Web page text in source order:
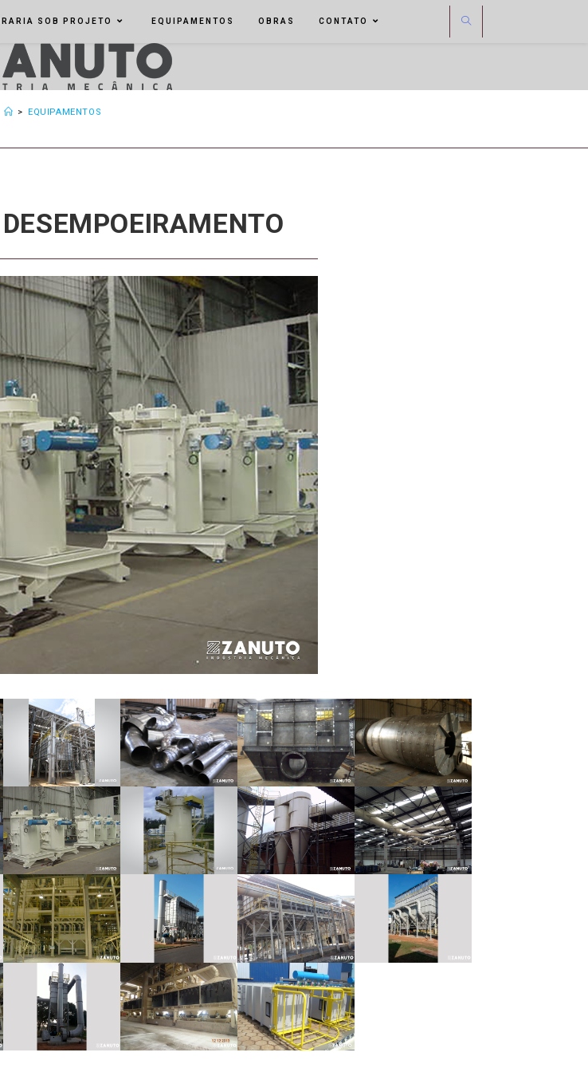
SOB PROJETO EQUIPAMENTOS OBRAS CONTATO
> EQUIPAMENTOS